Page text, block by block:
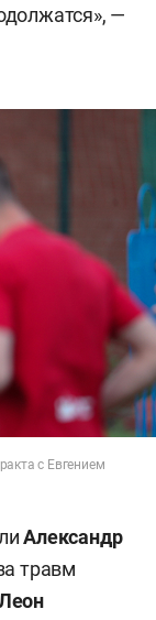
—
с Евгением
Александр
травм